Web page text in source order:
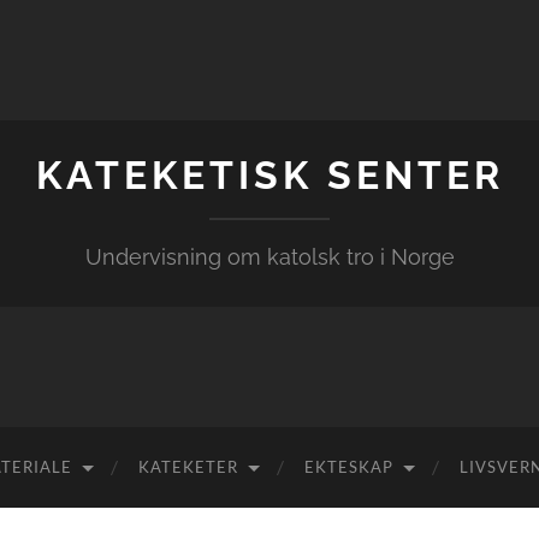
KATEKETISK SENTER
Undervisning om katolsk tro i Norge
KATEKETER EKTESKAP